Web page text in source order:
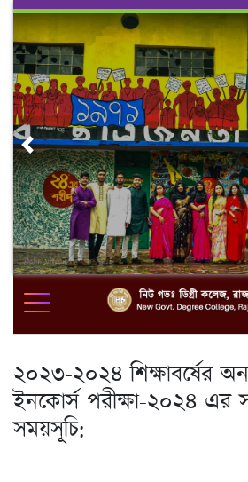
Skip
content
Previous
২০২৩-২০২৪ শিক্ষাবর্ষের
ইনকোর্স পরীক্ষা-২০২৪ এর
সময়সূচি: